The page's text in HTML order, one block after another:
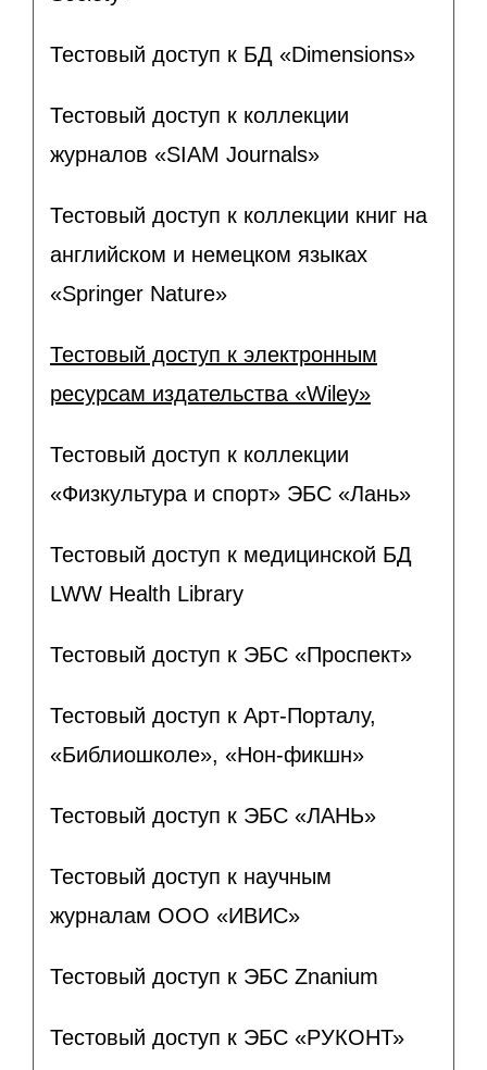
Тестовый доступ к БД «Dimensions»
Тестовый доступ к коллекции
журналов «SIAM Journals»
Тестовый доступ к коллекции книг на
английском и немецком языках
«Springer Nature»
Тестовый доступ к электронным
ресурсам издательства «Wiley»
Тестовый доступ к коллекции
«Физкультура и спорт» ЭБС «Лань»
Тестовый доступ к медицинской БД
LWW Health Library
Тестовый доступ к ЭБС «Проспект»
Тестовый доступ к Арт-Порталу,
«Библиошколе», «Нон-фикшн»
Тестовый доступ к ЭБС «ЛАНЬ»
Тестовый доступ к научным
журналам ООО «ИВИС»
Тестовый доступ к ЭБС Znanium
Тестовый доступ к ЭБС «РУКОНТ»